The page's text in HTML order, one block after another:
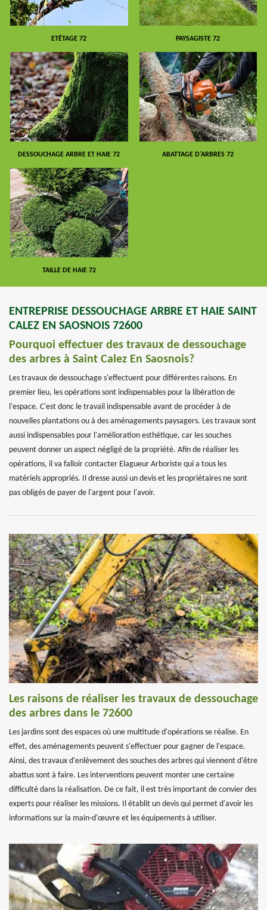
ETÊTAGE 72 PAYSAGISTE 72
DESSOUCHAGE ARBRE ET HAIE 72 ABATTAGE D'ARBRES 72
TAILLE DE HAIE 72
ENTREPRISE DESSOUCHAGE ARBRE ET HAIE SAINT
CALEZ EN SAOSNOIS 72600
Pourquoi effectuer des travaux de dessouchage
des arbres à Saint Calez En Saosnois?
Les travaux de dessouchage s'effectuent pour différentes raisons. En
premier lieu, les opérations sont indispensables pour la libération de
l'espace. C'est donc le travail indispensable avant de procéder à de
nouvelles plantations ou à des aménagements paysagers. Les travaux sont
aussi indispensables pour l'amélioration esthétique, car les souches
peuvent donner un aspect négligé de la propriété. Afin de réaliser les
opérations, il va falloir contacter Elagueur Arboriste qui a tous les
matériels appropriés. Il dresse aussi un devis et les propriétaires ne sont
pas obligés de payer de l'argent pour l'avoir.
Les raisons de réaliser les travaux de dessouchage
des arbres dans le 72600
Les jardins sont des espaces où une multitude d'opérations se réalise. En
effet, des aménagements peuvent s'effectuer pour gagner de l'espace.
Ainsi, des travaux d'enlèvement des souches des arbres qui viennent d'être
abattus sont à faire. Les interventions peuvent monter une certaine
difficulté dans la réalisation. De ce fait, il est très important de convier des
experts pour réaliser les missions. Il établit un devis qui permet d'avoir les
informations sur la main-d'œuvre et les équipements à utiliser.